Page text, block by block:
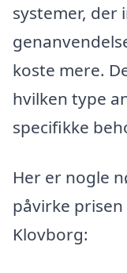
systemer,
koste mere.
hvilken type
specifikke
Her er nogle
påvirke
Klovborg: